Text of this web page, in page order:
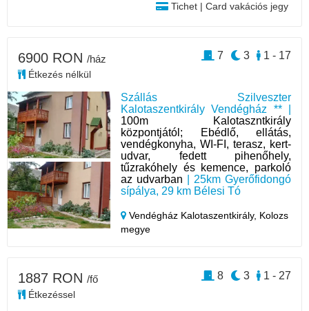
Tichet | Card vakációs jegy
Szállás Szilveszter
Kalotaszentkirály Vendégház ** |
100m Kalotaszntkirály
központjától; Ebédlő, ellátás,
vendégkonyha, WI-FI, terasz, kert-
udvar, fedett pihenőhely,
tűzrakóhely és kemence, parkoló
az udvarban | 25km Gyerőfidongó
sípálya, 29 km Bélesi Tó
Vendégház Kalotaszentkirály, Kolozs
megye
6900 RON /ház
Étkezés nélkül
1 - 17
3
7
1887 RON /fő
Étkezéssel
1 - 27
3
8